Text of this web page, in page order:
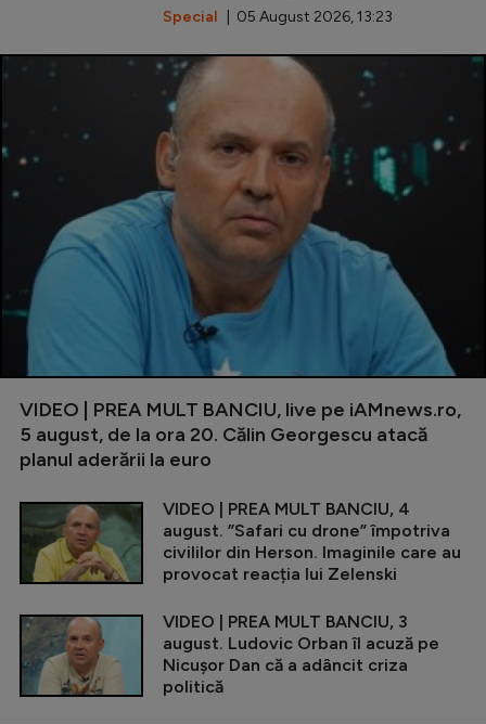
Special | 05 August 2026, 13:23
VIDEO | PREA MULT BANCIU, live pe iAMnews.ro,
5 august, de la ora 20. Călin Georgescu atacă
planul aderării la euro
VIDEO | PREA MULT BANCIU, 4
august. ”Safari cu drone” împotriva
civililor din Herson. Imaginile care au
provocat reacția lui Zelenski
VIDEO | PREA MULT BANCIU, 3
august. Ludovic Orban îl acuză pe
Nicușor Dan că a adâncit criza
politică